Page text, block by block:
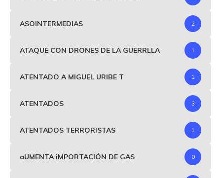
ASOINTERMEDIAS 2
ATAQUE CON DRONES DE LA GUERRLLA 1
ATENTADO A MIGUEL URIBE T 1
ATENTADOS 3
ATENTADOS TERRORISTAS 1
aUMENTA iMPORTACIÓN DE GAS 0